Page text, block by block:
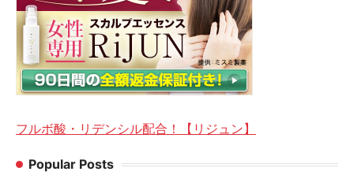
フルボ酸・リデンシル配合！【リジュン】
Popular Posts